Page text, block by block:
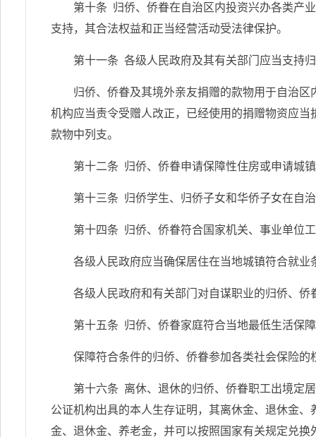
第十条 归侨、侨眷在自治区内投资兴办各类产
支持，其合法权益和正当经营活动受法律保护。
第十一条 各级人民政府及其有关部门应当支持
归侨、侨眷及其境外亲友捐赠的款物用于自治
机构应当责令受赠人改正，已经使用的捐赠物资应
款物中列支。
第十二条 归侨、侨眷申请保障性住房或申请城
第十三条 归侨学生、归侨子女和华侨子女在自
第十四条 归侨、侨眷符合国家机关、事业单位
各级人民政府应当确保居住在当地城镇符合就
各级人民政府和有关部门对自谋职业的归侨、
第十五条 归侨、侨眷家庭符合当地最低生活保
保障符合条件的归侨、侨眷参加各类社会保险
第十六条 离休、退休的归侨、侨眷职工出境定
公证机构出具的本人生存证明，其离休金、退休金
金、退休金、养老金，并可以按照国家有关规定兑换